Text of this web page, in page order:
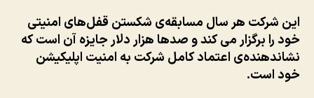
این شرکت هر سال مسابقه‌ی شکستن قفل‌های امنیتی
خود را برگزار می کند و صدها هزار دلار جایزه آن است که
نشاندهنده‌ی اعتماد کامل شرکت به امنیت اپلیکیشن
خود است.